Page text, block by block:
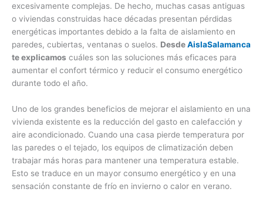
excesivamente complejas. De hecho, muchas casas antiguas
o viviendas construidas hace décadas presentan pérdidas
energéticas importantes debido a la falta de aislamiento en
paredes, cubiertas, ventanas o suelos. DesdeAislaSalamanca
te explicamos cuáles son las soluciones más eficaces para
aumentar el confort térmico y reducir el consumo energético
durante todo el año.
Uno de los grandes beneficios de mejorar el aislamiento en una
vivienda existente es la reducción del gasto en calefacción y
aire acondicionado. Cuando una casa pierde temperatura por
las paredes o el tejado, los equipos de climatización deben
trabajar más horas para mantener una temperatura estable.
Esto se traduce en un mayor consumo energético y en una
sensación constante de frío en invierno o calor en verano.